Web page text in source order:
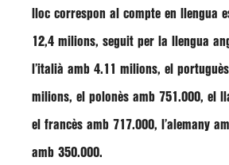
lloc correspon al compte en llengua
12,4 milions, seguit per la llengua
l’italià amb 4.11 milions, el
milions, el polonès amb 751.000, el
el francès amb 717.000, l’alemany
amb 350.000.